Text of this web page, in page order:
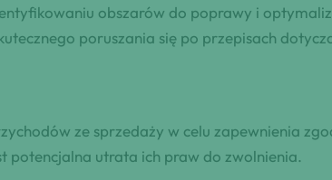
obszarów do poprawy i
poruszania się po przepisach
ze sprzedaży w celu zapewnienia
potencjalna utrata ich praw do zwolnienia.